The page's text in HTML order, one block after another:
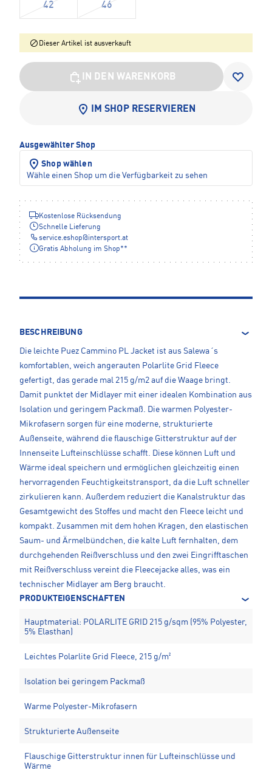
42 46
Dieser Artikel ist ausverkauft
IN DEN WARENKORB
IM SHOP RESERVIEREN
Ausgewählter Shop
Shop wählen
Wähle einen Shop um die Verfügbarkeit zu sehen
Kostenlose Rücksendung
Schnelle Lieferung
service.eshop@ intersport.at
Gratis Abholung im Shop**
BESCHREIBUNG
Die leichte Puez Cammino PL Jacket ist aus Salewa´s
komfortablen, weich angerauten Polarlite Grid Fleece
gefertigt, das gerade mal 215 g/m2 auf die Waage bringt.
Damit punktet der Midlayer mit einer idealen Kombination aus
Isolation und geringem Packmaß. Die warmen Polyester-
Mikrofasern sorgen für eine moderne, strukturierte
Außenseite, während die flauschige Gitterstruktur auf der
Innenseite Lufteinschlüsse schafft. Diese können Luft und
Wärme ideal speichern und ermöglichen gleichzeitig einen
hervorragenden Feuchtigkeitstransport, da die Luft schneller
zirkulieren kann. Außerdem reduziert die Kanalstruktur das
Gesamtgewicht des Stoffes und macht den Fleece leicht und
kompakt. Zusammen mit dem hohen Kragen, den elastischen
Saum- und Ärmelbündchen, die kalte Luft fernhalten, dem
durchgehenden Reißverschluss und den zwei Eingrifftaschen
mit Reißverschluss vereint die Fleecejacke alles, was ein
technischer Midlayer am Berg braucht.
PRODUKTEIGENSCHAFTEN
Hauptmaterial: POLARLITE GRID 215 g/sqm (95% Polyester,
5% Elasthan)
Leichtes Polarlite Grid Fleece, 215 g/m²
Isolation bei geringem Packmaß
Warme Polyester-Mikrofasern
Strukturierte Außenseite
Flauschige Gitterstruktur innen für Lufteinschlüsse und
Wärme